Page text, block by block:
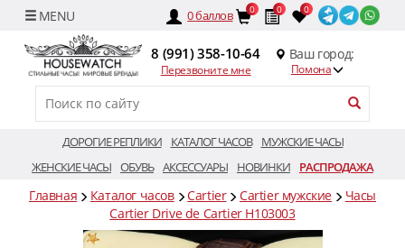
0баллов 0 0 0
8 (991) 358-10-64
Перезвоните мне
Ваш город:
Помона
ДОРОГИЕ РЕПЛИКИ КАТАЛОГ ЧАСОВ
МУЖСКИЕ ЧАСЫ
ЖЕНСКИЕ ЧАСЫ ОБУВЬ АКСЕССУАРЫ НОВИНКИ РАСПРОДАЖА
Главная Каталог часов Cartier Cartier мужские
Часы
Cartier Drive de Cartier H103003